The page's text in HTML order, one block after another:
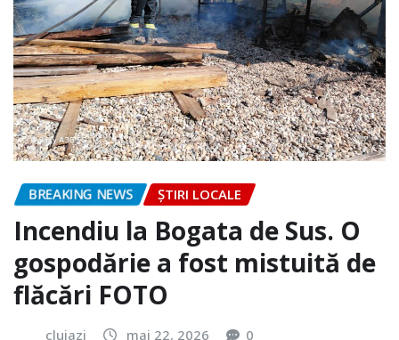
BREAKING NEWS ȘTIRI LOCALE
Incendiu la Bogata de Sus. O
gospodărie a fost mistuită de
flăcări FOTO
clujazi mai 22, 2026 0